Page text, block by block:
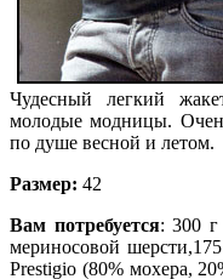
Чудесный легкий
молодые модницы.
по душе весной и летом.
Размер: 42
Вам потребуется: 300 г
мериносовой
Prestigio (80% мохера,